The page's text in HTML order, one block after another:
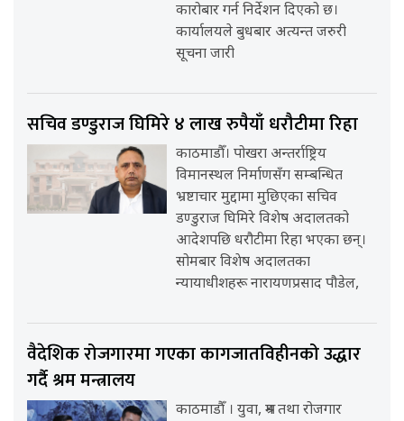
कारोबार गर्न निर्देशन दिएको छ।
कार्यालयले बुधबार अत्यन्त जरुरी
सूचना जारी
सचिव डण्डुराज घिमिरे ४ लाख रुपैयाँ धरौटीमा रिहा
काठमाडौँ। पोखरा अन्तर्राष्ट्रिय
विमानस्थल निर्माणसँग सम्बन्धित
भ्रष्टाचार मुद्दामा मुछिएका सचिव
डण्डुराज घिमिरे विशेष अदालतको
आदेशपछि धरौटीमा रिहा भएका छन्।
सोमबार विशेष अदालतका
न्यायाधीशहरू नारायणप्रसाद पौडेल,
वैदेशिक रोजगारमा गएका कागजातविहीनको उद्धार
गर्दै श्रम मन्त्रालय
काठमाडौँ । युवा, श्रम तथा रोजगार